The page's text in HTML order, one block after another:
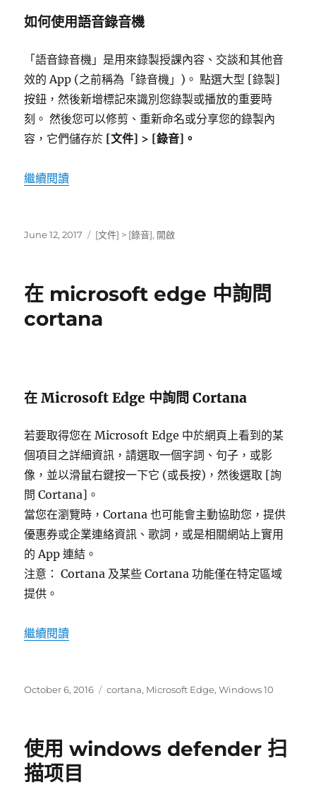
如何使用語音錄音機
「語音錄音機」是用來錄製授課內容、交談和其他音
效的 App (之前稱為「錄音機」)。 點選大型 [錄製]
按鈕，然後新增標記來識別您錄製或播放的重要時
刻。 然後您可以修剪、重新命名或分享您的錄製內
容，它們儲存於 [文件] > [錄音]。
繼續閱讀“如何使用語音錄音機”
發
June 12, 2017
標
[文件] > [錄音], 開啟
在 microsoft edge 中詢問
cortana
在 Microsoft Edge 中詢問 Cortana
若要取得您在 Microsoft Edge 中於網頁上看到的某
個項目之詳細資訊，請選取一個字詞、句子，或影
像，並以滑鼠右鍵按一下它 (或長按)，然後選取 [詢
問 Cortana]。
當您在瀏覽時，Cortana 也可能會主動協助您，提供
優惠券或企業連絡資訊、歌詞，或是相關網站上實用
的 App 連結。
注意： Cortana 及某些 Cortana 功能僅在特定區域
提供。
繼續閱讀“在 microsoft edge 中詢問 cortana”
發
October 6, 2016
標
cortana, Microsoft Edge,Windows 10
使用 windows defender 扫
描项目